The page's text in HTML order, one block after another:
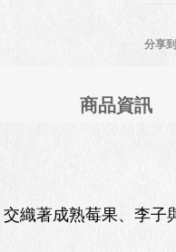
分享到
商品資訊
織著成熟莓果、李子